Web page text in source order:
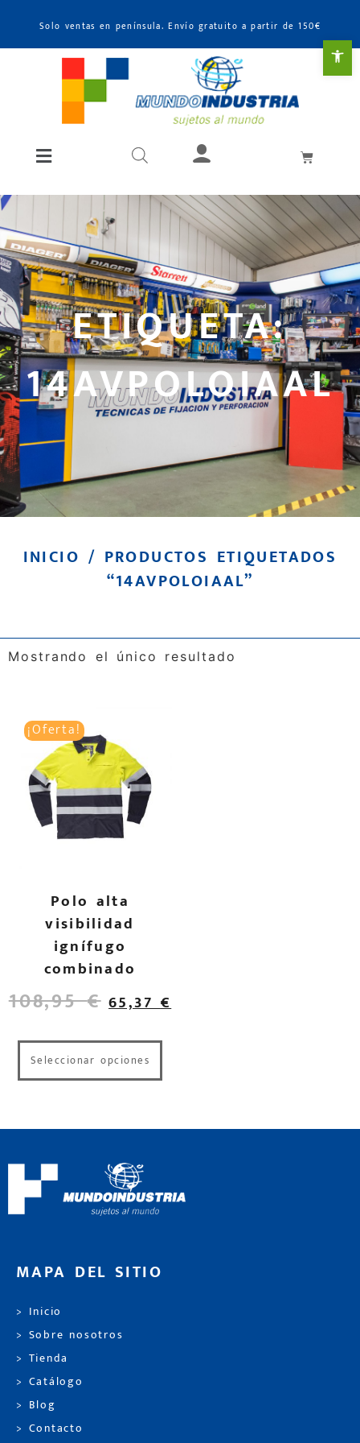
Solo ventas en península. Envío gratuito a partir de 150€
ETIQUETA:
14AVPOLOIAAL
INICIO / PRODUCTOS ETIQUETADOS
“14AVPOLOIAAL”
Mostrando el único resultado
¡Oferta!
Polo alta
visibilidad
ignífugo
combinado
108,95€ 65,37€
Seleccionar opciones
MAPA DEL SITIO
> Inicio
> Sobre nosotros
> Tienda
> Catálogo
> Blog
> Contacto